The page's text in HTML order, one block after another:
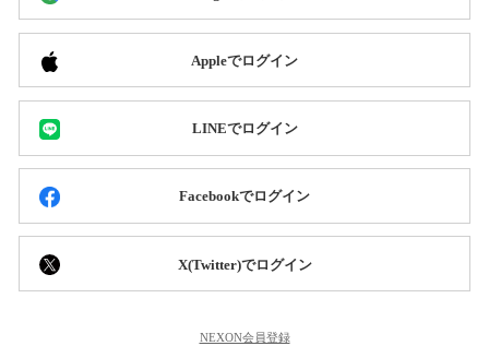
Appleでログイン
LINEでログイン
Facebookでログイン
X(Twitter)でログイン
NEXON会員登録